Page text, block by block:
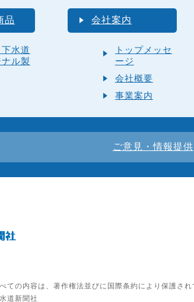
品
水道
ル製
会社案内
トップメッセ
ージ
会社概要
事業案内
ご意見・情報提供
の内容は、著作権法並びに国際条約により保護され
道新聞社